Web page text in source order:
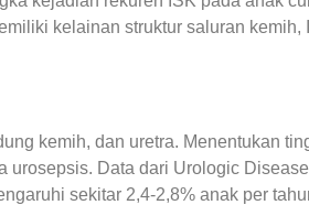
kelainan struktur saluran kemih,
kemih, dan uretra. Menentukan
Data dari Urologic
sekitar 2,4-2,8% anak per